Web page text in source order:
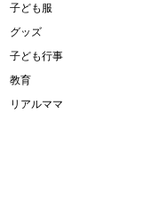
子ども服
グッズ
子ども行事
教育
リアルママ